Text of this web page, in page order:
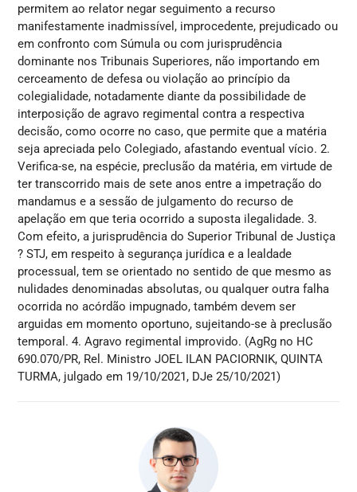
permitem ao relator negar seguimento a recurso
manifestamente inadmissível, improcedente, prejudicado ou
em confronto com Súmula ou com jurisprudência
dominante nos Tribunais Superiores, não importando em
cerceamento de defesa ou violação ao princípio da
colegialidade, notadamente diante da possibilidade de
interposição de agravo regimental contra a respectiva
decisão, como ocorre no caso, que permite que a matéria
seja apreciada pelo Colegiado, afastando eventual vício. 2.
Verifica-se, na espécie, preclusão da matéria, em virtude de
ter transcorrido mais de sete anos entre a impetração do
mandamus e a sessão de julgamento do recurso de
apelação em que teria ocorrido a suposta ilegalidade. 3.
Com efeito, a jurisprudência do Superior Tribunal de Justiça
? STJ, em respeito à segurança jurídica e a lealdade
processual, tem se orientado no sentido de que mesmo as
nulidades denominadas absolutas, ou qualquer outra falha
ocorrida no acórdão impugnado, também devem ser
arguidas em momento oportuno, sujeitando-se à preclusão
temporal. 4. Agravo regimental improvido. (AgRg no HC
690.070/PR, Rel. Ministro JOEL ILAN PACIORNIK, QUINTA
TURMA, julgado em 19/10/2021, DJe 25/10/2021)